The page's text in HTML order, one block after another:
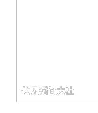
伏见稻荷大社